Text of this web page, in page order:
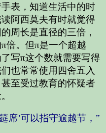
表，知道生活中的时
阿西莫夫有时就觉得
周长是直径的三倍，
倍。但π是一个超越
写π这个数就需要写得
也常常使用四舍五入
至受过教育的怀疑者
席’可以指守逾越节，”